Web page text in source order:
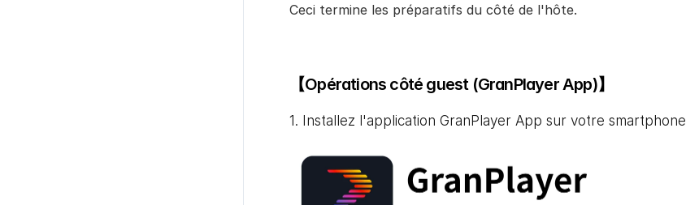
Ceci termine les préparatifs du côté de l'hôte.
【Opérations côté guest (GranPlayer App)】
1. Installez l'application GranPlayer App sur votre smartphone